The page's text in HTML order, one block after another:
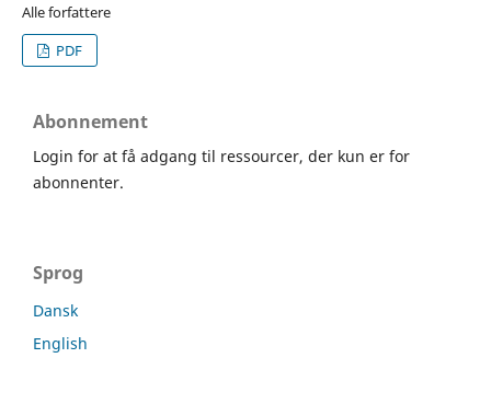
Alle forfattere
PDF
Abonnement
Login for at få adgang til ressourcer, der kun er for
abonnenter.
Sprog
Dansk
English